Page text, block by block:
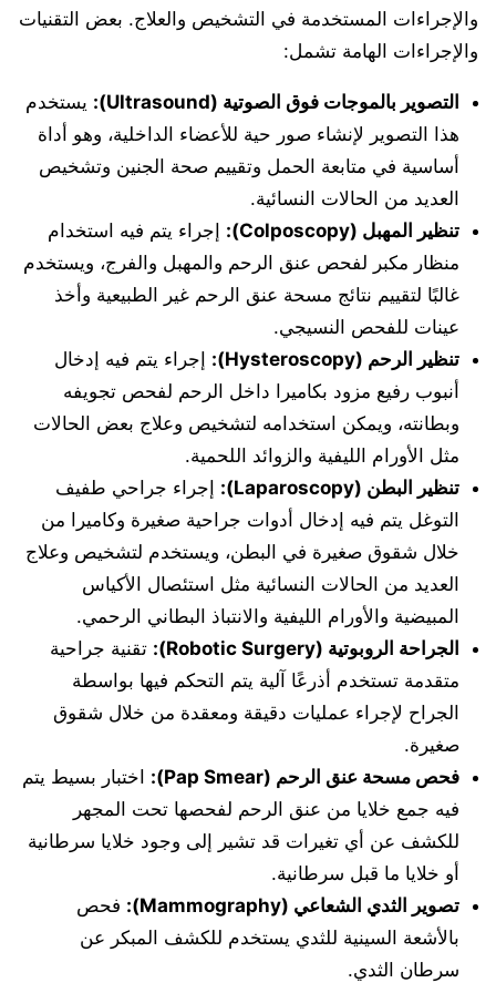
والإجراءات المستخدمة في التشخيص والعلاج. بعض التقنيات
والإجراءات الهامة تشمل:
التصوير بالموجات فوق الصوتية (Ultrasound):
يستخدم
هذا التصوير لإنشاء صور حية للأعضاء الداخلية، وهو أداة
أساسية في متابعة الحمل وتقييم صحة الجنين وتشخيص
العديد من الحالات النسائية.
تنظير المهبل (Colposcopy):
إجراء يتم فيه استخدام
منظار مكبر لفحص عنق الرحم والمهبل والفرج، ويستخدم
غالبًا لتقييم نتائج مسحة عنق الرحم غير الطبيعية وأخذ
عينات للفحص النسيجي.
تنظير الرحم (Hysteroscopy):
إجراء يتم فيه إدخال
أنبوب رفيع مزود بكاميرا داخل الرحم لفحص تجويفه
وبطانته، ويمكن استخدامه لتشخيص وعلاج بعض الحالات
مثل الأورام الليفية والزوائد اللحمية.
تنظير البطن (Laparoscopy):
إجراء جراحي طفيف
التوغل يتم فيه إدخال أدوات جراحية صغيرة وكاميرا من
خلال شقوق صغيرة في البطن، ويستخدم لتشخيص وعلاج
العديد من الحالات النسائية مثل استئصال الأكياس
المبيضية والأورام الليفية والانتباذ البطاني الرحمي.
الجراحة الروبوتية (Robotic Surgery):
تقنية جراحية
متقدمة تستخدم أذرعًا آلية يتم التحكم فيها بواسطة
الجراح لإجراء عمليات دقيقة ومعقدة من خلال شقوق
صغيرة.
فحص مسحة عنق الرحم (Pap Smear):
اختبار بسيط يتم
فيه جمع خلايا من عنق الرحم لفحصها تحت المجهر
للكشف عن أي تغيرات قد تشير إلى وجود خلايا سرطانية
أو خلايا ما قبل سرطانية.
تصوير الثدي الشعاعي (Mammography):
فحص
بالأشعة السينية للثدي يستخدم للكشف المبكر عن
سرطان الثدي.